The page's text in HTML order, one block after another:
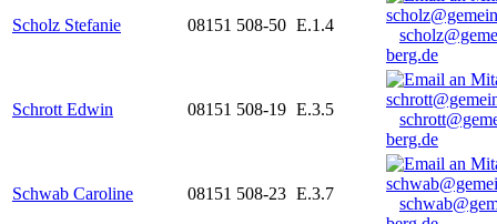
Scholz Stefanie 08151 508-50 E.1.4
berg.de
Schrott Edwin 08151 508-19 E.3.5
berg.de
Schwab Caroline 08151 508-23 E.3.7